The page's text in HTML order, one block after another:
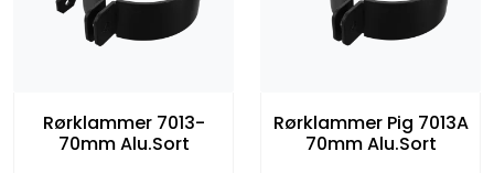
Rørklammer 7013-
70mm Alu.Sort
Rørklammer Pig 7013A
70mm Alu.Sort